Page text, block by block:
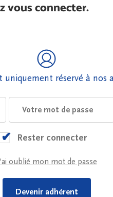
vous connecter.
uniquement réservé à nos
Rester connecter
oublié mon mot de passe
Devenir adhérent